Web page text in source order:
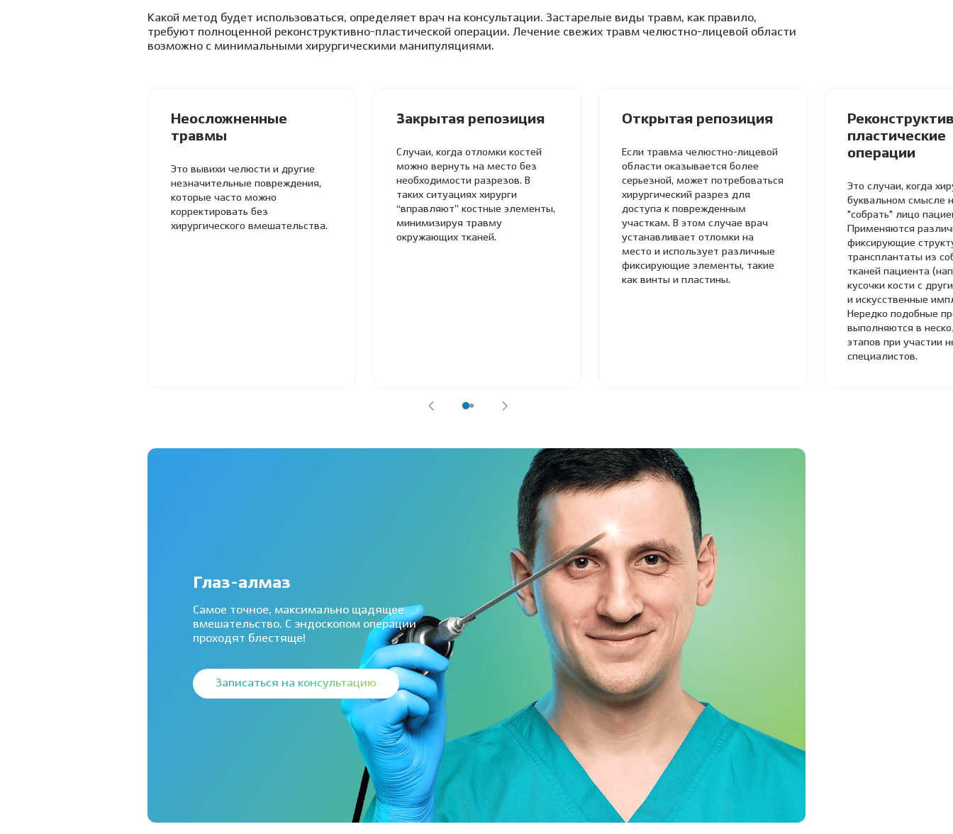
Какой метод будет использоваться, определяет врач на консультации. Застарелые виды травм, как правило,
требуют полноценной реконструктивно-пластической операции. Лечение свежих травм челюстно-лицевой области
возможно с минимальными хирургическими манипуляциями.
Неосложненные
травмы
Это вывихи челюсти и другие
незначительные повреждения,
которые часто можно
корректировать без
хирургического вмешательства.
Закрытая репозиция
Случаи, когда отломки костей
можно вернуть на место без
необходимости разрезов. В
таких ситуациях хирурги
“вправляют” костные элементы,
минимизируя травму
окружающих тканей.
Открытая репозиция
Если травма челюстно-лицевой
области оказывается более
серьезной, может потребоваться
хирургический разрез для
доступа к поврежденным
участкам. В этом случае врач
устанавливает отломки на
место и использует различные
фиксирующие элементы, такие
как винты и пластины.
пластические
операции
Это случаи, когда
буквальном смысле
"собрать" лицо
Применяются
фиксирующие
трансплантаты из
тканей пациента
кусочки кости с
и искусственные
Нередко подобные
выполняются в
этапов при участии
специалистов.
Глаз-алмаз
Самое точное, максимально щадящее
вмешательство. С эндоскопом операции
проходят блестяще!
Записаться на консультацию